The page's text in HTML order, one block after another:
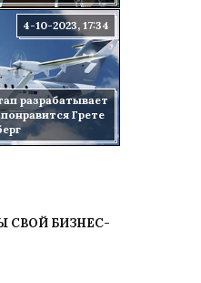
разрабатывает
Грете
4-10-2023, 17:34
СВОЙ БИЗНЕС-